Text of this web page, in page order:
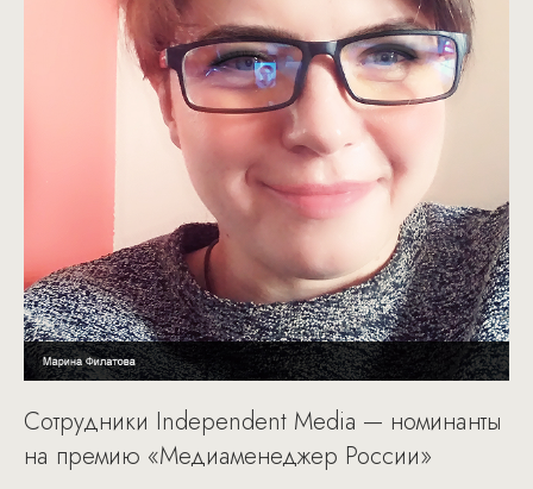
Сотрудники Independent Media — номинанты
на премию «Медиаменеджер России»